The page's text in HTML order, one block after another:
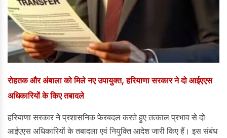
रोहतक और अंबाला को मिले नए उपायुक्त, हरियाणा सरकार ने दो आईएएस
अधिकारियों के किए तबादले
हरियाणा सरकार ने प्रशासनिक फेरबदल करते हुए तत्काल प्रभाव से दो
आईएएस अधिकारियों के तबादला एवं नियुक्ति आदेश जारी किए हैं। इस संबंध